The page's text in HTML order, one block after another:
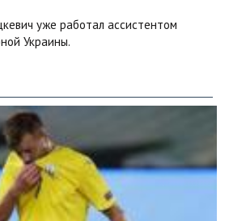
уже работал ассистентом
Украины.